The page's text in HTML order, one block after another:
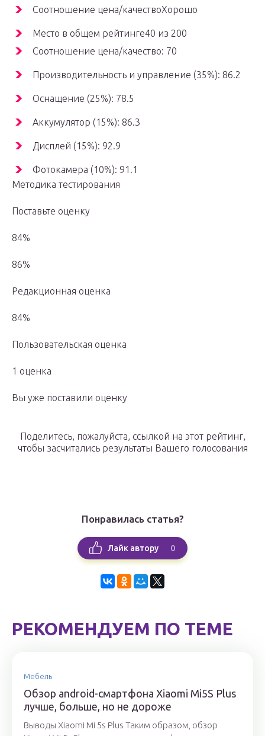
Соотношение цена/качествоХорошо
Место в общем рейтинге40 из 200
Соотношение цена/качество: 70
Производительность и управление (35%): 86.2
Оснащение (25%): 78.5
Аккумулятор (15%): 86.3
Дисплей (15%): 92.9
Фотокамера (10%): 91.1
Методика тестирования
Поставьте оценку
84%
86%
Редакционная оценка
84%
Пользовательская оценка
1 оценка
Вы уже поставили оценку
Поделитесь, пожалуйста, ссылкой на этот рейтинг,
чтобы засчитались результаты Вашего голосования
Понравилась статья?
Лайк автору 0
РЕКОМЕНДУЕМ ПО ТЕМЕ
Мебель
Обзор android-смартфона Xiaomi Mi5S Plus
лучше, больше, но не дороже
Выводы Xiaomi Mi 5s Plus Таким образом, обзор